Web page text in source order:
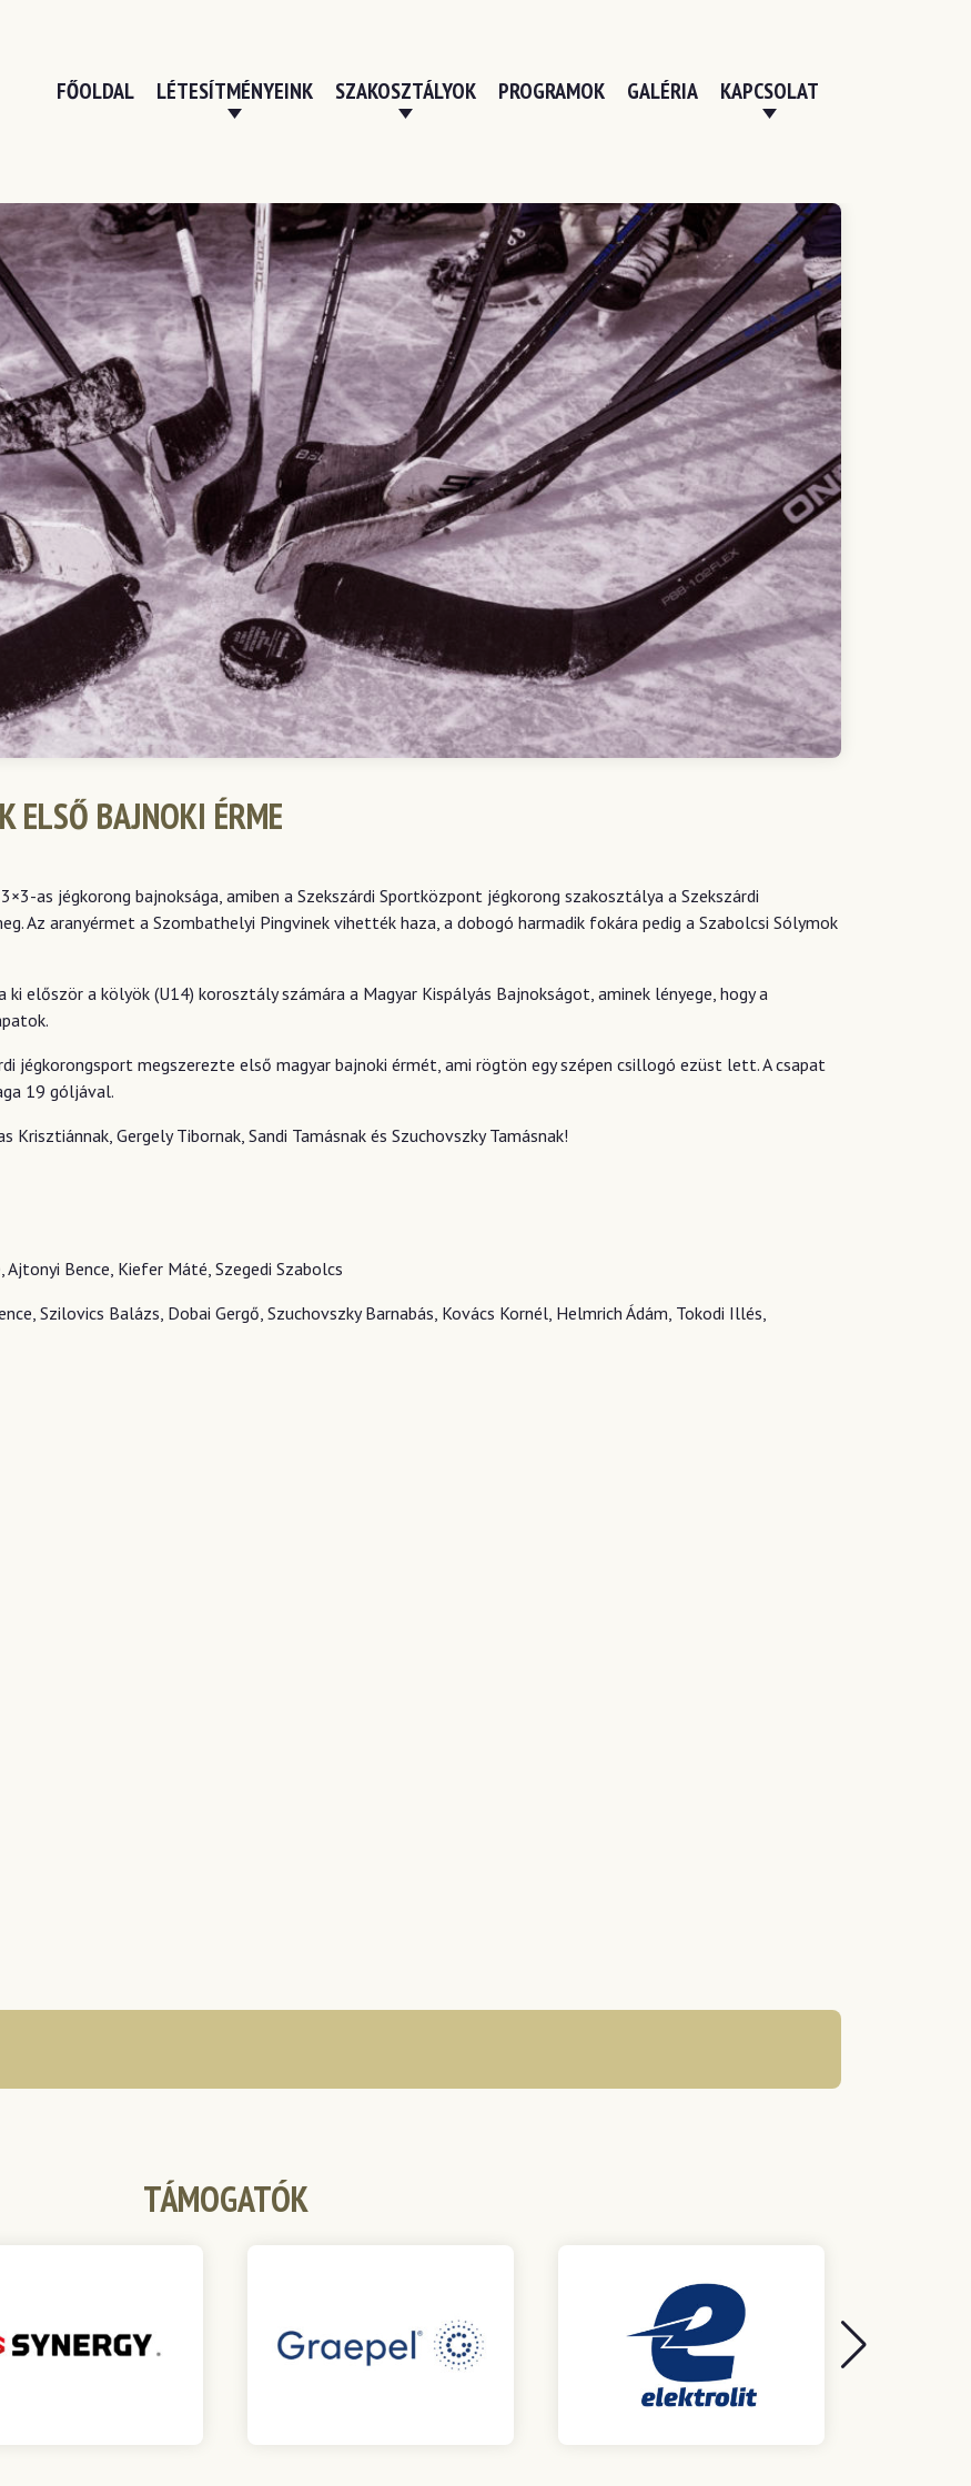
FŐOLDAL LÉTESÍTMÉNYEINK SZAKOSZTÁLYOK PROGRAMOK GALÉRIA KAPCSOLAT
ELSŐ BAJNOKI ÉRME
as jégkorong bajnoksága, amiben a Szekszárdi Sportközpont jégkorong szakosztálya a Szekszárdi
Az aranyérmet a Szombathelyi Pingvinek vihették haza, a dobogó harmadik fokára pedig a Szabolcsi Sólymok
először a kölyök (U14) korosztály számára a Magyar Kispályás Bajnokságot, aminek lényege, hogy a
jégkorongsport megszerezte első magyar bajnoki érmét, ami rögtön egy szépen csillogó ezüst lett. A csapat
19 góljával.
Gergely Tibornak, Sandi Tamásnak és Szuchovszky Tamásnak!
Ajtonyi Bence, Kiefer Máté, Szegedi Szabolcs
Szilovics Balázs, Dobai Gergő, Szuchovszky Barnabás, Kovács Kornél, Helmrich Ádám, Tokodi Illés,
TÁMOGATÓK